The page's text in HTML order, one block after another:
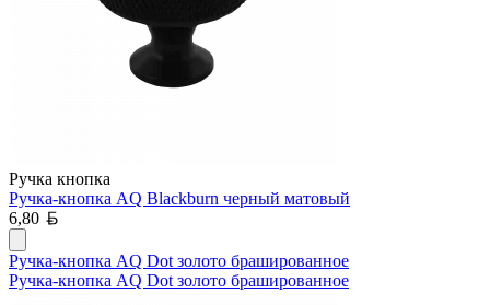
Ручка кнопка
Ручка-кнопка AQ Blackburn черный матовый
6,80
Ручка-кнопка AQ Dot золото брашированное
Ручка-кнопка AQ Dot золото брашированное